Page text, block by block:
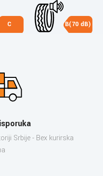
C B(70 dB)
Srbije - Bex kurirska